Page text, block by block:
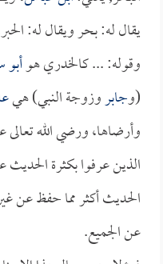
يقال له: بحر ويقال له:
وقوله: ... كالخدري هو
(وجابروزوجة النبي) هي
وأرضاها، ورضي الله
الذين عرفوا بكثرة
الحديث أكثر مما حفظ عن
عن الجميع.